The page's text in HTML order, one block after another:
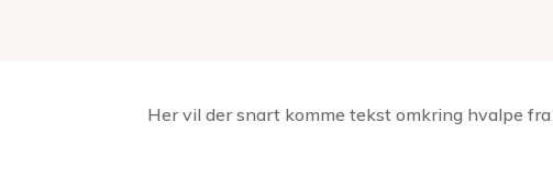
Her vil der snart komme tekst omkring hvalpe